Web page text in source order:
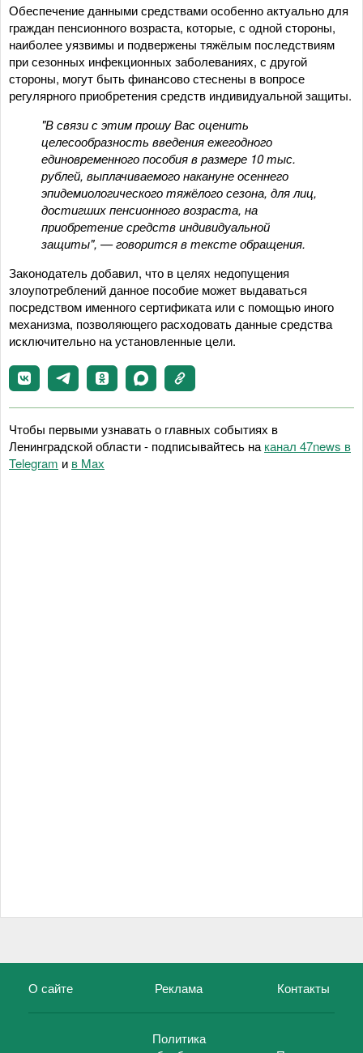
Обеспечение данными средствами особенно актуально для
граждан пенсионного возраста, которые, с одной стороны,
наиболее уязвимы и подвержены тяжёлым последствиям
при сезонных инфекционных заболеваниях, с другой
стороны, могут быть финансово стеснены в вопросе
регулярного приобретения средств индивидуальной защиты.
"В связи с этим прошу Вас оценить
целесообразность введения ежегодного
единовременного пособия в размере 10 тыс.
рублей, выплачиваемого накануне осеннего
эпидемиологического тяжёлого сезона, для лиц,
достигших пенсионного возраста, на
приобретение средств индивидуальной
защиты", — говорится в тексте обращения.
Законодатель добавил, что в целях недопущения
злоупотреблений данное пособие может выдаваться
посредством именного сертификата или с помощью иного
механизма, позволяющего расходовать данные средства
исключительно на установленные цели.
Чтобы первыми узнавать о главных событиях в
Ленинградской области - подписывайтесь на канал 47news в
Telegram и в Maх
О сайте Реклама Контакты
Политика